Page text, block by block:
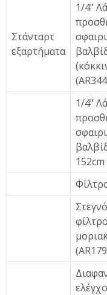
Στάνταρτ
εξαρτήματα
1/4"
1/4"
152cm